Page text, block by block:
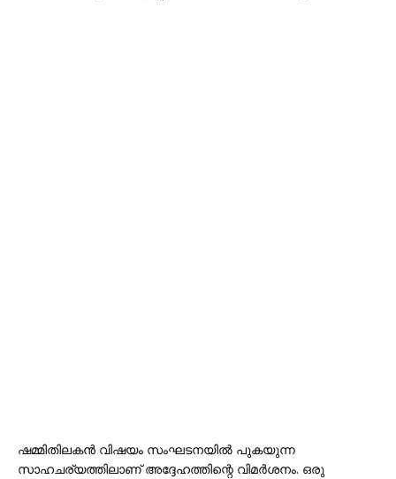
ഷമ്മിതിലകൻ വിഷയം സംഘടനയിൽ പുകയുന്ന
സാഹചര്യത്തിലാണ് അദ്ദേഹത്തിന്റെ വിമർശനം. ഒരു